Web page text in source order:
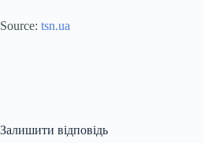
Source: tsn.ua
Залишити відповідь